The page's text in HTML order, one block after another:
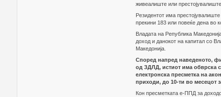
живеалиште или
Резидентот има
прекини 183 или повеќе дена во
Владата на Република
доход и данокот на капитал со
Македонија.
Според напред наведеното,
од ЗДЛД, истиот има обврска
електронска пресметка на
приходи, до 10-ти во месецот
Кон пресметката е-ППД за